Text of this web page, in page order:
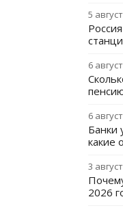
5
6
6
Банки
какие
3
2026